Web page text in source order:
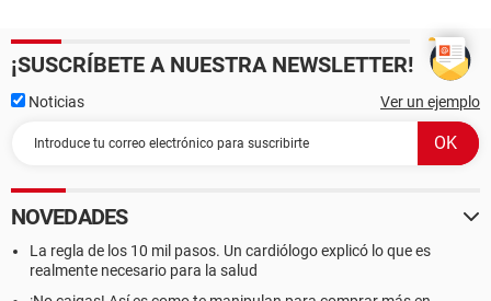
¡SUSCRÍBETE A NUESTRA NEWSLETTER!
Noticias Ver un ejemplo
NOVEDADES
La regla de los 10 mil pasos. Un cardiólogo explicó lo que es
realmente necesario para la salud